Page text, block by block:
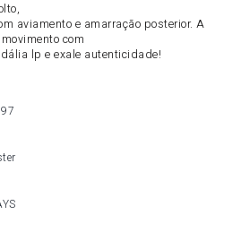
aviamento e amarração posterior. A
com
lp e exale autenticidade!